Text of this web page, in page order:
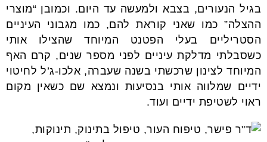
בגיל הנעורים, בצבא ולמעשה עד היום. וכמובן “מוצרי
ההצלה” כמו שאני קוראת להם, כמו מגבוני העיניים
הסטריליים בעלי הפטנט המיוחד שהצילו אותי
כשסבלתי מדלקת עיניים לפני מספר שנים, קרם האף
המיוחד לצינון שרכשתי בשנה שעברה, אלכו-ג’ל לחיטוי
ידיים שמלווה אותי בנסיעות ונמצא שם כשאין מקום
ראוי לשטיפת ידיים ועוד.